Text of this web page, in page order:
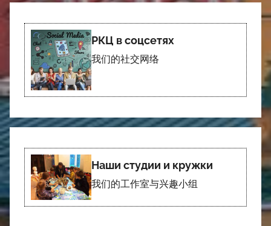
РКЦ в соцсетях
我们的社交网络
Наши студии и кружки
我们的工作室与兴趣小组